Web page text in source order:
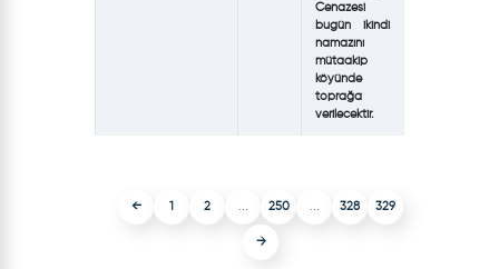
Cenazesi
bugün ikindi
namazını
mütaakip
köyünde
toprağa
verilecektir.
← 1 2 250 328 329
→